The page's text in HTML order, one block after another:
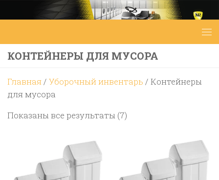
Перейти к содержимому
КОНТЕЙНЕРЫ ДЛЯ МУСОРА
Главная/ Уборочный инвентарь / Контейнеры
для мусора
Показаны все результаты (7)